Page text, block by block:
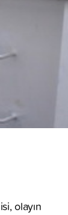
olayın